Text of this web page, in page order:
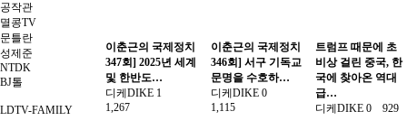
공작관
멸콩TV
문틀란
성제준
NTDK
BJ톨
LDTV-FAMILY
이춘근의 국제정치
347회] 2025년 세계
및 한반도…
디케DIKE 1
1,267
이춘근의 국제정치
346회] 서구 기독교
문명을 수호하…
디케DIKE 0
1,115
트럼프 때문에 초
비상 걸린 중국, 한
국에 찾아온 역대
급…
디케DIKE 0929